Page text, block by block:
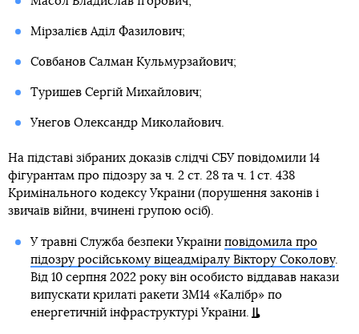
Мірзалієв Аділ Фазилович;
Совбанов Салман Кульмурзайович;
Туришев Сергій Михайлович;
Унегов Олександр Миколайович.
На підставі зібраних доказів слідчі СБУ повідомили 14
фігурантам про підозру за ч. 2 ст. 28 та ч. 1 ст. 438
Кримінального кодексу України (порушення законів і
звичаїв війни, вчинені групою осіб).
У травні Служба безпеки України повідомила про
підозру російському віцеадміралу Віктору Соколову.
Від 10 серпня 2022 року він особисто віддавав накази
випускати крилаті ракети 3М14 «Калібр» по
енергетичній інфраструктурі України.